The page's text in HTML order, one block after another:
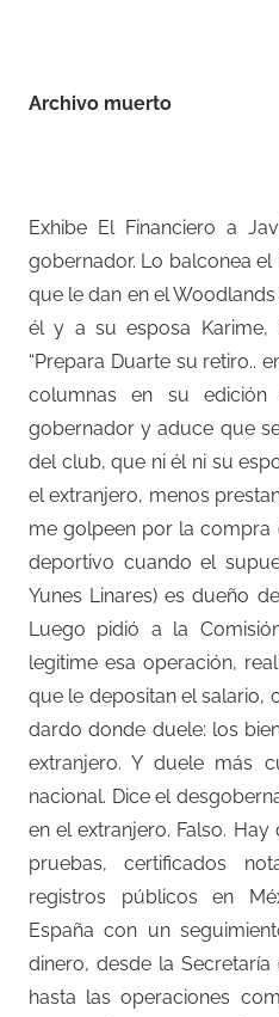
Archivo muerto
Exhibe El Financiero a
gobernador. Lo balconea
que le dan en el
él y a su esposa Karime,
“Prepara Duarte su retiro..
columnas en su
gobernador y aduce que
del club, que ni él ni su
el extranjero, menos
me golpeen por la
deportivo cuando el
Yunes Linares) es dueño
Luego pidió a la
legitime esa operación,
que le depositan el salario,
dardo donde duele: los
extranjero. Y duele más
nacional. Dice el
en el extranjero. Falso.
pruebas, certificados
registros públicos en
España con un
dinero, desde la Secretaría
hasta las operaciones